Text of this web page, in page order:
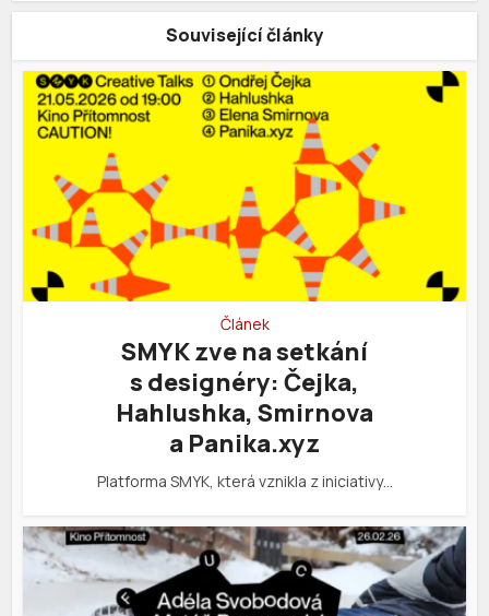
Související články
Článek
SMYK zve na setkání
s designéry: Čejka,
Hahlushka, Smirnova
a Panika.xyz
Platforma SMYK, která vznikla z iniciativy…